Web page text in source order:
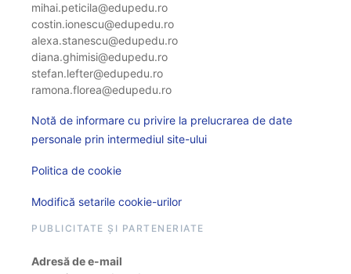
mihai.peticila@edupedu.ro
costin.ionescu@edupedu.ro
alexa.stanescu@edupedu.ro
diana.ghimisi@edupedu.ro
stefan.lefter@edupedu.ro
ramona.florea@edupedu.ro
Notă de informare cu privire la prelucrarea de date
personale prin intermediul site-ului
Politica de cookie
Modifică setarile cookie-urilor
PUBLICITATE ȘI PARTENERIATE
Adresă de e-mail